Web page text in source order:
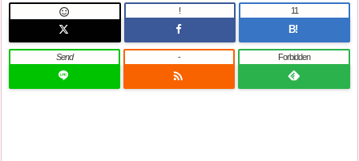
 !
B!
11
Send

- Forbidden